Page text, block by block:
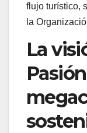
flujo turístico,
la
La